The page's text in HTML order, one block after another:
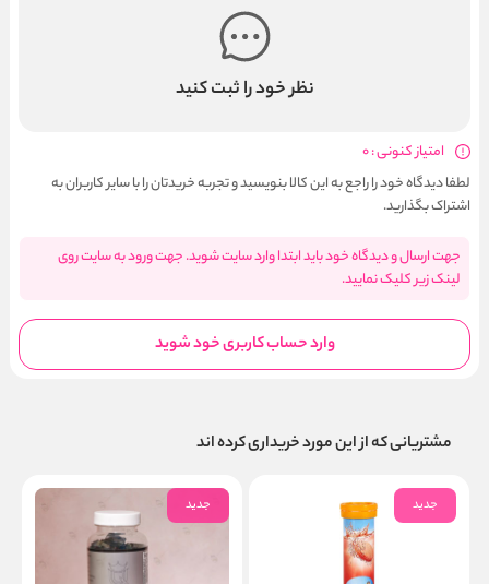
نظر خود را ثبت کنید
امتیاز کنونی : 0
لطفا دیدگاه خود را راجع به این کالا بنویسید و تجربه خریدتان را با سایر کاربران به
اشتراک بگذارید.
جهت ارسال و دیدگاه خود باید ابتدا وارد سایت شوید. جهت ورود به سایت روی
لینک زیر کلیک نمایید.
وارد حساب کاربری خود شوید
مشتریانی که از این مورد خریداری کرده اند
جدید جدید